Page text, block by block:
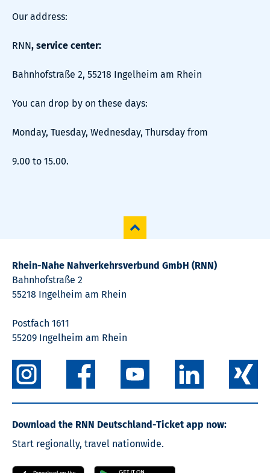
Our address:
RNN, service center:
Bahnhofstraße 2, 55218 Ingelheim am Rhein
You can drop by on these days:
Monday, Tuesday, Wednesday, Thursday from
9.00 to 15.00.
Rhein-Nahe Nahverkehrsverbund GmbH (RNN)
Bahnhofstraße 2
55218 Ingelheim am Rhein
Postfach 1611
55209 Ingelheim am Rhein
Download the RNN Deutschland-Ticket app now:
Start regionally, travel nationwide.